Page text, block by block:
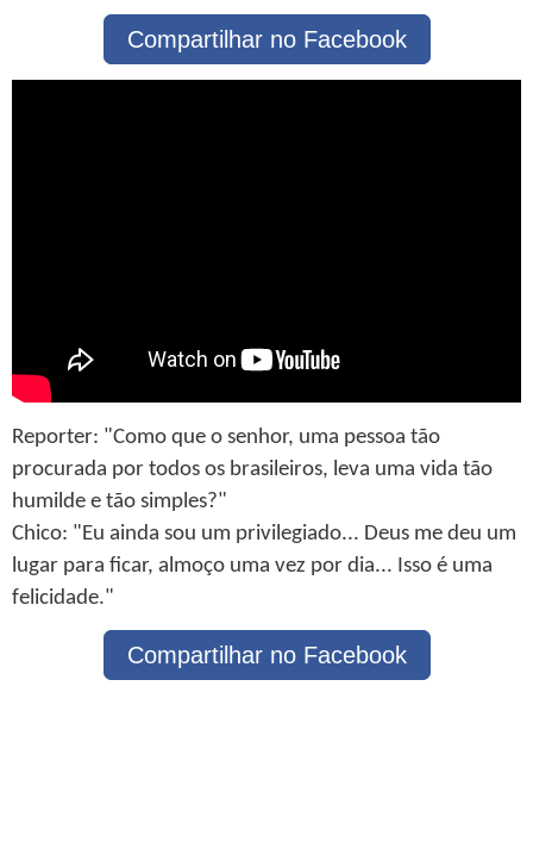
Compartilhar no Facebook
Reporter: "Como que o senhor, uma pessoa tão
procurada por todos os brasileiros, leva uma vida tão
humilde e tão simples?"
Chico: "Eu ainda sou um privilegiado... Deus me deu um
lugar para ficar, almoço uma vez por dia... Isso é uma
felicidade."
Compartilhar no Facebook